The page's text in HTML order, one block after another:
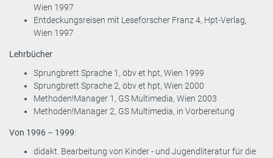
Wien 1997
Entdeckungsreisen mit Leseforscher Franz 4, Hpt-Verlag,
Wien 1997
Lehrbücher
Sprungbrett Sprache 1, öbv et hpt, Wien 1999
Sprungbrett Sprache 2, öbv et hpt, Wien 2000
Methoden!Manager 1, GS Multimedia, Wien 2003
Methoden!Manager 2, GS Multimedia, in Vorbereitung
Von 1996 – 1999:
didakt. Bearbeitung von Kinder - und Jugendliteratur für die